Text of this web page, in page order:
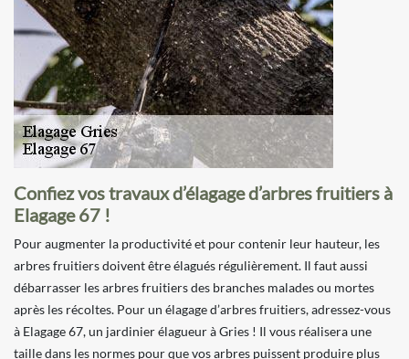
Confiez vos travaux d’élagage d’arbres fruitiers à
Elagage 67 !
Pour augmenter la productivité et pour contenir leur hauteur, les
arbres fruitiers doivent être élagués régulièrement. Il faut aussi
débarrasser les arbres fruitiers des branches malades ou mortes
après les récoltes. Pour un élagage d’arbres fruitiers, adressez-vous
à Elagage 67, un jardinier élagueur à Gries ! Il vous réalisera une
taille dans les normes pour que vos arbres puissent produire plus